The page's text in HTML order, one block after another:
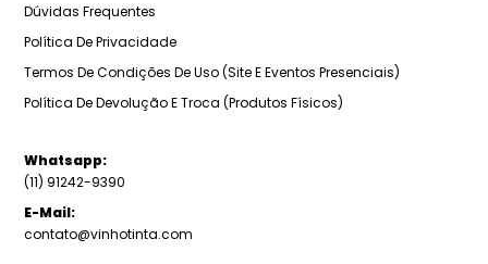
Dúvidas Frequentes
Política De Privacidade
Termos De Condições De Uso (Site E Eventos Presenciais)
Política De Devolução E Troca (Produtos Físicos)
Whatsapp:
(11) 91242-9390
E-Mail:
contato@vinhotinta.com